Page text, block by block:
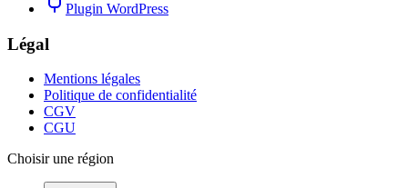
Plugin WordPress
Légal
Mentions légales
Politique de confidentialité
CGV
CGU
Choisir une région